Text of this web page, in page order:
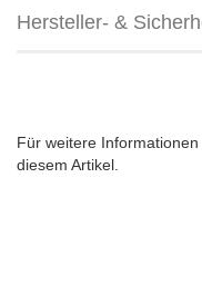
Hersteller- &
Für weitere
diesem Artikel.